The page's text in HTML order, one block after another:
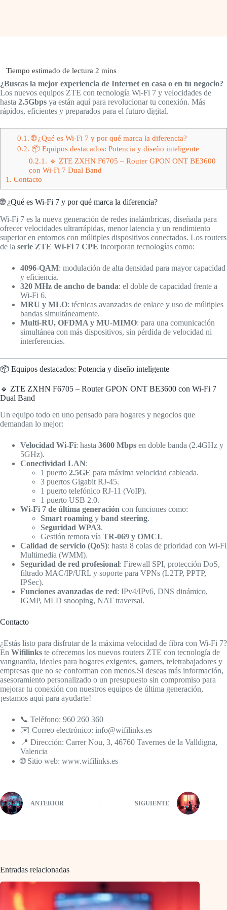
¿Buscas la mejor experiencia de Internet en casa o en tu negocio?
Los nuevos equipos ZTE con tecnología Wi-Fi 7 y velocidades de
hasta 2.5Gbps ya están aquí para revolucionar tu conexión. Más
rápidos, eficientes y preparados para el futuro digital.
0.1.🌐 ¿Qué es Wi-Fi 7 y por qué marca la diferencia?
0.2. 📦 Equipos destacados: Potencia y diseño inteligente
0.2.1. 🔹 ZTE ZXHN F6705 – Router GPON ONT BE3600
con Wi-Fi 7 Dual Band
1. Contacto
🌐 ¿Qué es Wi-Fi 7 y por qué marca la diferencia?
Wi-Fi 7 es la nueva generación de redes inalámbricas, diseñada para
ofrecer velocidades ultrarrápidas, menor latencia y un rendimiento
superior en entornos con múltiples dispositivos conectados. Los routers
de la serie ZTE Wi-Fi 7 CPE incorporan tecnologías como:
4096-QAM: modulación de alta densidad para mayor capacidad
y eficiencia.
320 MHz de ancho de banda: el doble de capacidad frente a
Wi-Fi 6.
MRU y MLO: técnicas avanzadas de enlace y uso de múltiples
bandas simultáneamente.
Multi-RU, OFDMA y MU-MIMO: para una comunicación
simultánea con más dispositivos, sin pérdida de velocidad ni
interferencias.
📦 Equipos destacados: Potencia y diseño inteligente
🔹 ZTE ZXHN F6705 – Router GPON ONT BE3600 con Wi-Fi 7
Dual Band
Un equipo todo en uno pensado para hogares y negocios que
demandan lo mejor:
Velocidad Wi-Fi: hasta 3600 Mbps en doble banda (2.4GHz y
5GHz).
Conectividad LAN:
1 puerto 2.5GE para máxima velocidad cableada.
3 puertos Gigabit RJ-45.
1 puerto telefónico RJ-11 (VoIP).
1 puerto USB 2.0.
Wi-Fi 7 de última generación con funciones como:
Smart roaming y band steering.
Seguridad WPA3.
Gestión remota vía TR-069 y OMCI.
Calidad de servicio (QoS): hasta 8 colas de prioridad con Wi-Fi
Multimedia (WMM).
Seguridad de red profesional: Firewall SPI, protección DoS,
filtrado MAC/IP/URL y soporte para VPNs (L2TP, PPTP,
IPSec).
Funciones avanzadas de red: IPv4/IPv6, DNS dinámico,
IGMP, MLD snooping, NAT traversal.
Contacto
¿Estás listo para disfrutar de la máxima velocidad de fibra con Wi-Fi 7?
En Wifilinks te ofrecemos los nuevos routers ZTE con tecnología de
vanguardia, ideales para hogares exigentes, gamers, teletrabajadores y
empresas que no se conforman con menos.Si deseas más información,
asesoramiento personalizado o un presupuesto sin compromiso para
mejorar tu conexión con nuestros equipos de última generación,
¡estamos aquí para ayudarte!
📞 Teléfono: 960 260 360
✉️ Correo electrónico: info@wifilinks.es
📍 Dirección: Carrer Nou, 3, 46760 Tavernes de la Valldigna,
Valencia
🌐 Sitio web: www.wifilinks.es
ANTERIOR SIGUIENTE
Entradas relacionadas